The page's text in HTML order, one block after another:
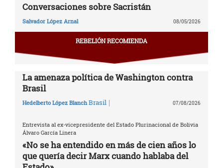
Conversaciones sobre Sacristán
Salvador López Arnal 08/05/2026
REBELIÓN RECOMIENDA
La amenaza política de Washington contra
Brasil
Hedelberto López Blanch Brasil | 07/08/2026
Entrevista al ex-vicepresidente del Estado Plurinacional de Bolivia
Álvaro García Linera
«No se ha entendido en más de cien años lo
que quería decir Marx cuando hablaba del